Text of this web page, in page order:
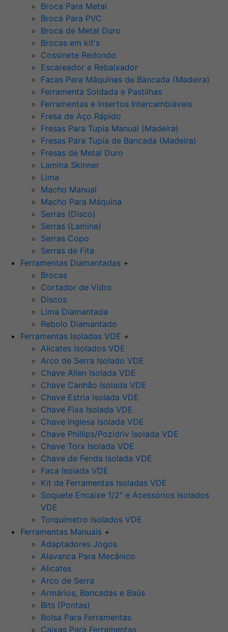
Broca Para Metal
Broca Para PVC
Broca de Metal Duro
Brocas em kit's
Cossinete Redondo
Escareador e Rebaixador
Facas Para Máquinas de Bancada (Madeira)
Ferramenta Soldada e Pastilhas
Ferramentas e Insertos Intercambiáveis
Fresa de Aço Rápido
Fresas Para Tupia Manual (Madeira)
Fresas Para Tupia de Bancada (Madeira)
Fresas de Metal Duro
Lamina Skinner
Lima
Macho Manual
Macho Para Máquina
Serras (Disco)
Serras (Lamina)
Serras Copo
Serras de Fita
Ferramentas Diamantadas +
Brocas
Cortador de Vidro
Discos
Lima Diamantada
Rebolo Diamantado
Ferramentas Isoladas VDE +
Alicates Isolados VDE
Arco de Serra Isolado VDE
Chave Allen Isolada VDE
Chave Canhão Isolada VDE
Chave Estria Isolada VDE
Chave Fixa Isolada VDE
Chave Inglesa Isolada VDE
Chave Phillips/Pozidriv Isolada VDE
Chave Torx Isolada VDE
Chave de Fenda Isolada VDE
Faca Isolada VDE
Kit de Ferramentas Isoladas VDE
Soquete Encaixe 1/2" e Acessórios Isolados
VDE
Torquímetro Isolados VDE
Ferramentas Manuais +
Adaptadores Jogos
Alavanca Para Mecânico
Alicates
Arco de Serra
Armários, Bancadas e Baús
Bits (Pontas)
Bolsa Para Ferramentas
Caixas Para Ferramentas